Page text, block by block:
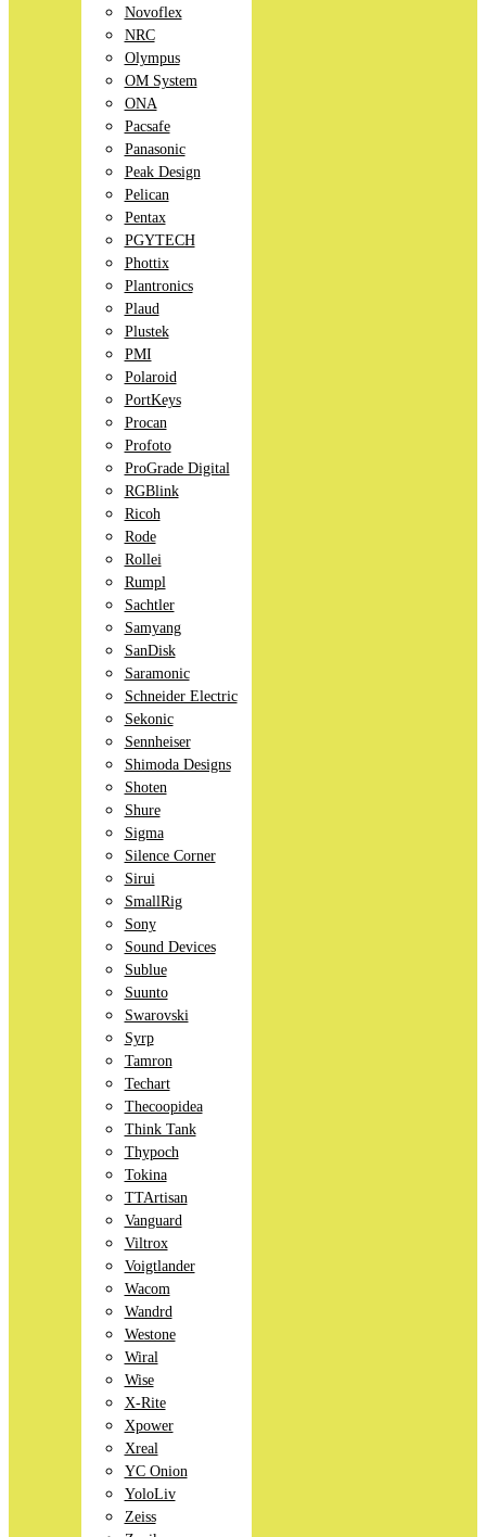
Novoflex
NRC
Olympus
OM System
ONA
Pacsafe
Panasonic
Peak Design
Pelican
Pentax
PGYTECH
Phottix
Plantronics
Plaud
Plustek
PMI
Polaroid
PortKeys
Procan
Profoto
ProGrade Digital
RGBlink
Ricoh
Rode
Rollei
Rumpl
Sachtler
Samyang
SanDisk
Saramonic
Schneider Electric
Sekonic
Sennheiser
Shimoda Designs
Shoten
Shure
Sigma
Silence Corner
Sirui
SmallRig
Sony
Sound Devices
Sublue
Suunto
Swarovski
Syrp
Tamron
Techart
Thecoopidea
Think Tank
Thypoch
Tokina
TTArtisan
Vanguard
Viltrox
Voigtlander
Wacom
Wandrd
Westone
Wiral
Wise
X-Rite
Xpower
Xreal
YC Onion
YoloLiv
Zeiss